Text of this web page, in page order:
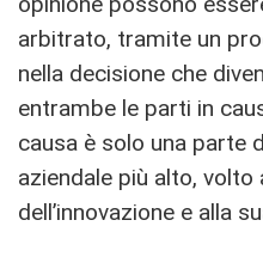
arbitrato, tramite un
nella decisione che
entrambe le parti in
causa è solo una parte
aziendale più alto, volto
dell’innovazione e alla